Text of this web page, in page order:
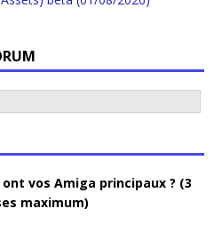
vos Amiga principaux ? (3
maximum)